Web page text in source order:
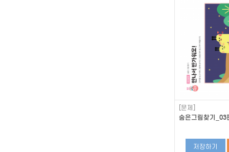
[문제]
숨은그림찾기_03
저장하기